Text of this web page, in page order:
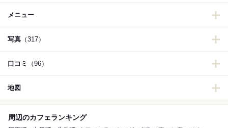
メニュー
写真 （317）
口コミ （96）
地図
周辺のカフェランキング